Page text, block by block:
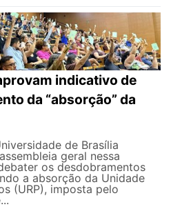
indicativo de
da “absorção” da
de Brasília
geral nessa
os desdobramentos
a absorção da Unidade
(URP), imposta pelo